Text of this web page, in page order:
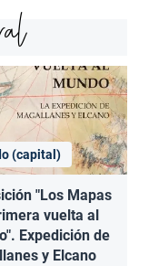
(capital)
"Los Mapas
vuelta al
Expedición de
y Elcano